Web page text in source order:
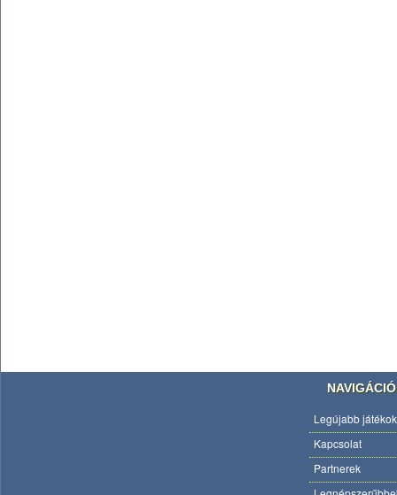
Legújabb játékok
Kapcsolat
Partnerek